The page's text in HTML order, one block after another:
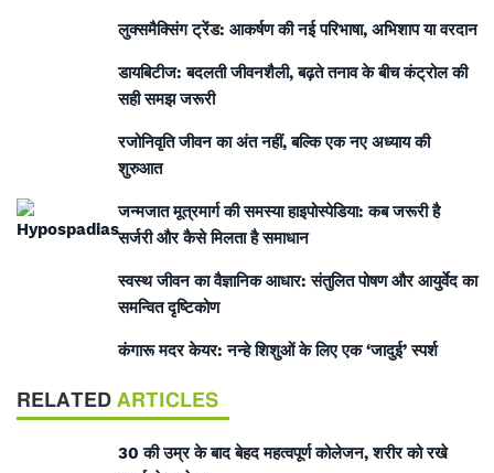
लुक्समैक्सिंग ट्रेंड: आकर्षण की नई परिभाषा, अभिशाप या वरदान
डायबिटीज: बदलती जीवनशैली, बढ़ते तनाव के बीच कंट्रोल की
सही समझ जरूरी
रजोनिवृति जीवन का अंत नहीं, बल्कि एक नए अध्याय की
शुरुआत
जन्मजात मूत्रमार्ग की समस्या हाइपोस्पेडिया: कब जरूरी है
सर्जरी और कैसे मिलता है समाधान
स्वस्थ जीवन का वैज्ञानिक आधार: संतुलित पोषण और आयुर्वेद का
समन्वित दृष्टिकोण
कंगारू मदर केयर: नन्हे शिशुओं के लिए एक ‘जादुई’ स्पर्श
RELATED ARTICLES
30 की उम्र के बाद बेहद महत्वपूर्ण कोलेजन, शरीर को रखे